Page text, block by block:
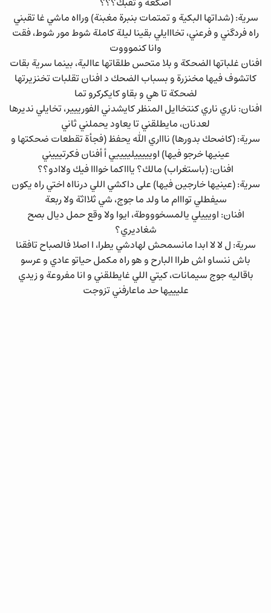
اصگعة و تقبك؟؟؟
سرية: (شداتها البكية و تمتمات بنبرة مغبنة) ورااه ماشي غا تقبني
راه فردگني و فرعني، تخااايلي بقينا ليلة كاملة شوط مور شوط، فقت
وانا كنموووت
افنان غلباتها الضحكة و بلا متحس طلقاتها عاالية، بينما سرية بقات
كاتشوف فيها مخنزرة و بسباب الضحك د افنان تقلبات تخنزيرتها
لضحكة تا هي و بقاو كايكركرو تما
افنان: ناري ناري كنتخاايل المنظر كايشدني الفورييير، تخايلي نديرها
لعدنان، مايطلقني تا يعاود يحملني ثاني
سرية: (كاضحك بدورها) ناااري الله يحفظ (فجأة تقطعات ضحكتها و
عينيها خرجو فيها) اويييييلييييي أ أفنان فكرتيييني
افنان: (باستغراب) مالك؟ ياااكما خوااا فيك ولاادو؟؟
سرية: (عينيها خارجين فيها) على داكشي اللي درنااه اختي راه يكون
سيفطلي توااام ما ولد ما جوج، شي ثلااثة ولا ربعة
افنان: اويييلي يالمسخوووطة، ايوا ولا وقع حمل ديال بصح
شغاديري؟
سرية: ل لا لا ابدا مانسمحش لهادشي يطرا، ا اصلا فالصباح تافقنا
باش ننساو اش طراا البارح و هو راه مكمل حياتو عادي و عرسو
باقاليه جوج سيمانات، كيتي اللي غايطلقني و انا مفروعة و زيدي
عليييها حد ماعارفني تزوجت